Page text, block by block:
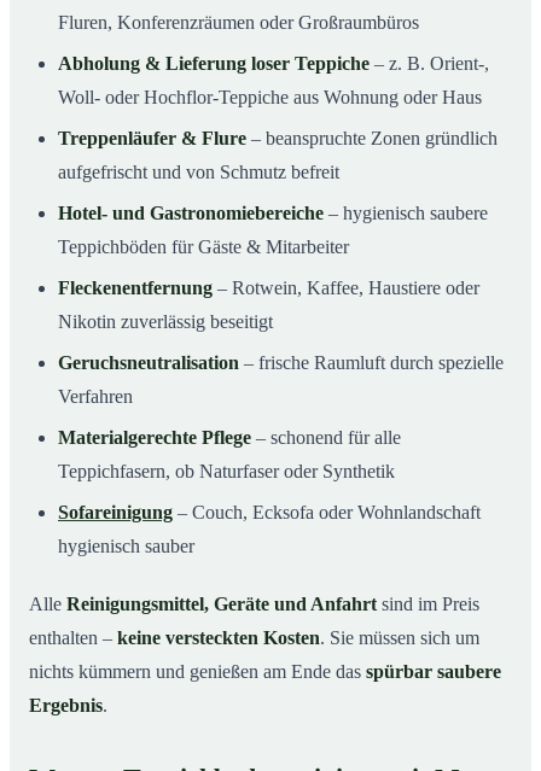
Fluren, Konferenzräumen oder Großraumbüros
Abholung & Lieferung loser Teppiche – z. B. Orient-,
Woll- oder Hochflor-Teppiche aus Wohnung oder Haus
Treppenläufer & Flure – beanspruchte Zonen gründlich
aufgefrischt und von Schmutz befreit
Hotel- und Gastronomiebereiche – hygienisch saubere
Teppichböden für Gäste & Mitarbeiter
Fleckenentfernung – Rotwein, Kaffee, Haustiere oder
Nikotin zuverlässig beseitigt
Geruchsneutralisation – frische Raumluft durch spezielle
Verfahren
Materialgerechte Pflege – schonend für alle
Teppichfasern, ob Naturfaser oder Synthetik
Sofareinigung – Couch, Ecksofa oder Wohnlandschaft
hygienisch sauber
Alle Reinigungsmittel, Geräte und Anfahrt sind im Preis
enthalten – keine versteckten Kosten. Sie müssen sich um
nichts kümmern und genießen am Ende das spürbar saubere
Ergebnis.